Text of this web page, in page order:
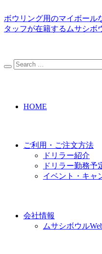
ボウリング用のマイボール
タッフが在籍するムサシボ
HOME
ご利用・ご注文方法
ドリラー紹介
ドリラー勤務予
イベント・キャ
会社情報
ムサシボウル